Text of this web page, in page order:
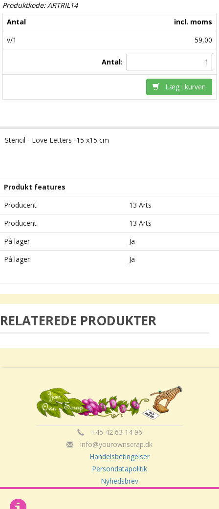
Produktkode: ARTRIL14
Antal
incl. moms
v/1
59,00
Antal:
Læg i kurven
Stencil - Love Letters -15 x15 cm
Produkt features
Producent
13 Arts
Producent
13 Arts
På lager
Ja
På lager
Ja
RELATEREDE PRODUKTER
+45 42 63 14 96
info@yourownscrap.dk
Handelsbetingelser
Persondatapolitik
Nyhedsbrev